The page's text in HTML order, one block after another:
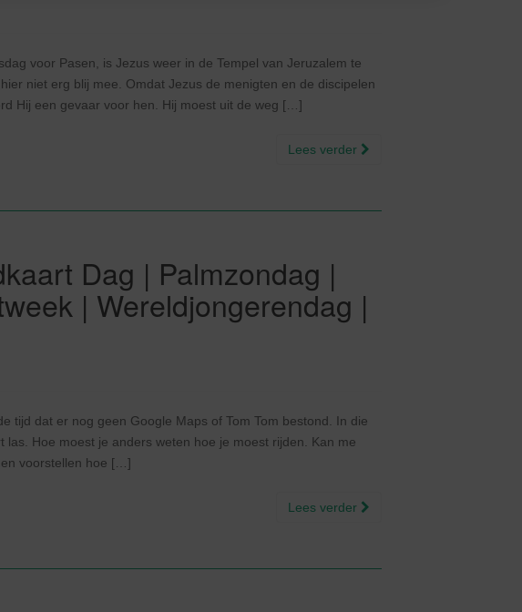
voor Pasen, is Jezus weer in de Tempel van Jeruzalem te
niet erg blij mee. Omdat Jezus de menigten en de discipelen
Hij een gevaar voor hen. Hij moest uit de weg […]
Lees verder
Dag | Palmzondag |
| Wereldjongerendag |
tijd dat er nog geen Google Maps of Tom Tom bestond. In die
Hoe moest je anders weten hoe je moest rijden. Kan me
voorstellen hoe […]
Lees verder